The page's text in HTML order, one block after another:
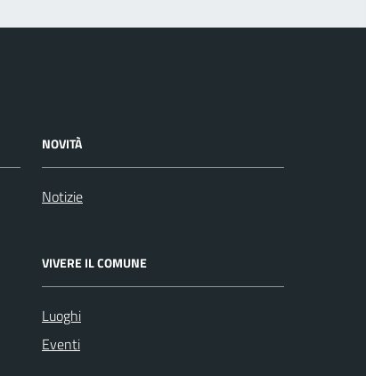
NOVITÀ
Notizie
VIVERE IL COMUNE
Luoghi
Eventi